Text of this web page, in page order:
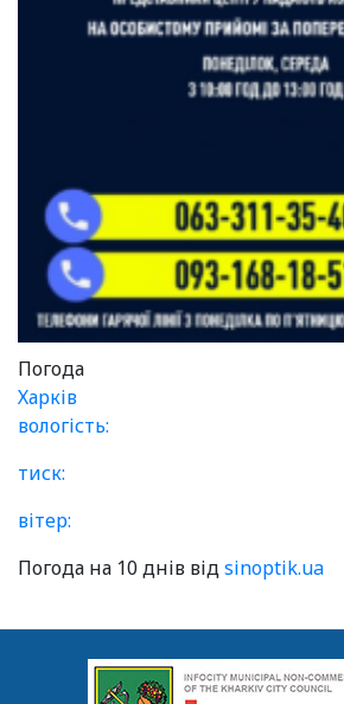
Погода
Харків
вологість:
тиск:
вітер:
Погода на 10 днів відsinoptik.ua